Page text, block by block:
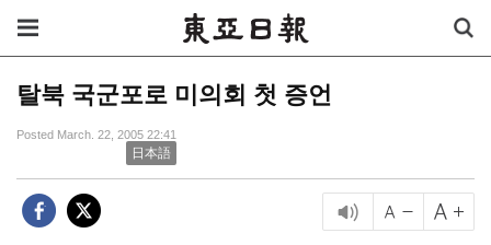
탈북 국군포로 미의회 첫 증언
Posted March. 22, 2005 22:41
日本語